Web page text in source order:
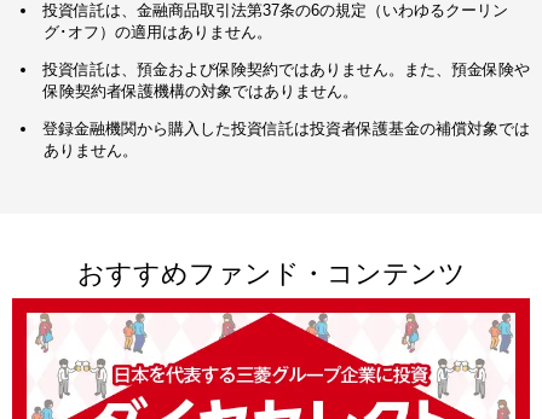
投資信託は、金融商品取引法第37条の6の規定（いわゆるクーリン
グ･オフ）の適用はありません。
投資信託は、預金および保険契約ではありません。また、預金保険や
保険契約者保護機構の対象ではありません。
登録金融機関から購入した投資信託は投資者保護基金の補償対象では
ありません。
おすすめファンド・コンテンツ